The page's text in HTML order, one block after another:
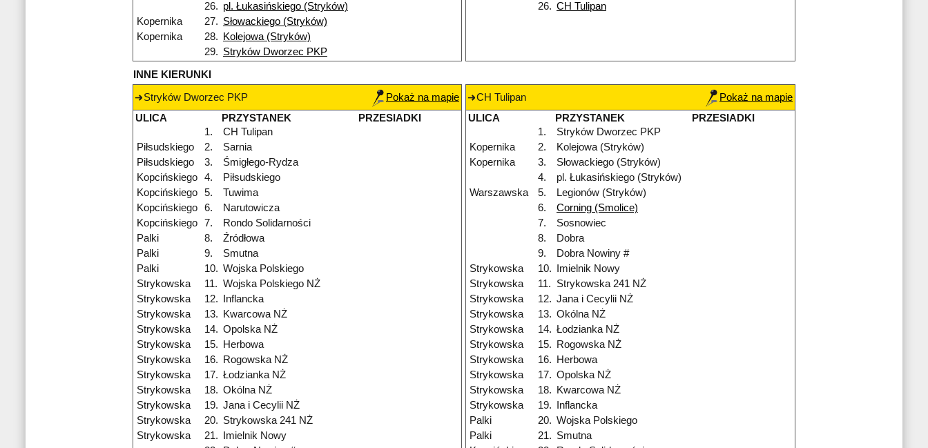
26. pl. Łukasińskiego (Stryków)
Kopernika
27. Słowackiego (Stryków)
Kopernika
28.
Kolejowa (Stryków)
29. Stryków Dworzec PKP
26. CH Tulipan
INNE KIERUNKI
Stryków Dworzec PKP
Pokaż na mapie
ULICA
PRZYSTANEK
PRZESIADKI
1.
CH Tulipan
Piłsudskiego
2.
Sarnia
Piłsudskiego
3.
Śmigłego-Rydza
Kopcińskiego
4.
Piłsudskiego
Kopcińskiego
5.
Tuwima
Kopcińskiego
6.
Narutowicza
Kopcińskiego
7.
Rondo Solidarności
Palki
8.
Źródłowa
Palki
9.
Smutna
Palki
10. Wojska Polskiego
Strykowska
11. Wojska Polskiego NŻ
Strykowska
12.
Inflancka
Strykowska
13.
Kwarcowa NŻ
Strykowska
14. Opolska NŻ
Strykowska
15.
Herbowa
Strykowska
16.
Rogowska NŻ
Strykowska
17. Łodzianka NŻ
Strykowska
18. Okólna NŻ
Strykowska
19. Jana i Cecylii NŻ
Strykowska
20. Strykowska 241 NŻ
Strykowska
21.
Imielnik Nowy
CH Tulipan
Pokaż na mapie
ULICA
PRZYSTANEK
PRZESIADKI
1.
Stryków Dworzec PKP
Kopernika
2.
Kolejowa (Stryków)
Kopernika
3.
Słowackiego (Stryków)
4.
pl. Łukasińskiego (Stryków)
Warszawska
5.
Legionów (Stryków)
6.
Corning (Smolice)
7.
Sosnowiec
8.
Dobra
9.
Dobra Nowiny #
Strykowska
10.
Imielnik Nowy
Strykowska
11.
Strykowska 241 NŻ
Strykowska
12. Jana i Cecylii NŻ
Strykowska
13. Okólna NŻ
Strykowska
14. Łodzianka NŻ
Strykowska
15.
Rogowska NŻ
Strykowska
16.
Herbowa
Strykowska
17. Opolska NŻ
Strykowska
18.
Kwarcowa NŻ
Strykowska
19.
Inflancka
Palki
20. Wojska Polskiego
Palki
21. Smutna